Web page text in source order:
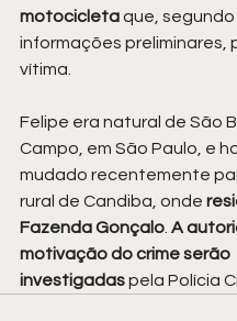
motocicleta que, segundo
informações preliminares,
vítima.
Felipe era natural de São
Campo, em São Paulo, e
mudado recentemente
rural de Candiba, onde
Fazenda Gonçalo A
motivação do crime serão
investigadas pela Polícia